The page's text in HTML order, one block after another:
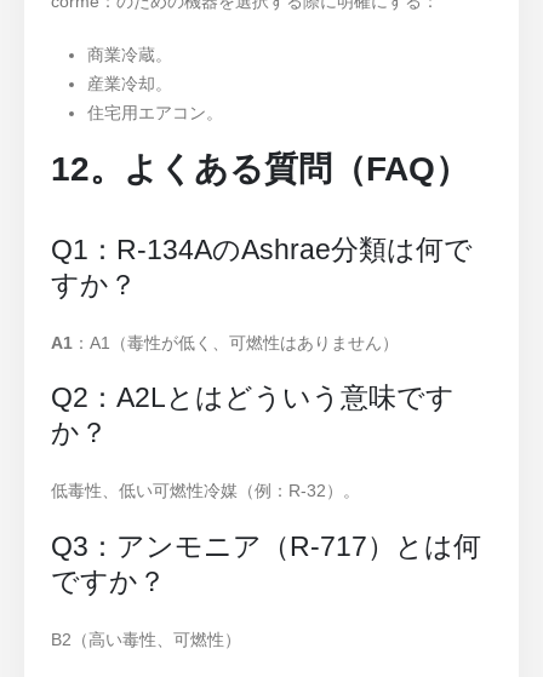
商業冷蔵。
産業冷却。
住宅用エアコン。
12。よくある質問（FAQ）
Q1：R-134AのAshrae分類は何で
すか？
A1 ：A1（毒性が低く、可燃性はありません）
Q2：A2Lとはどういう意味です
か？
低毒性、低い可燃性冷媒（例：R-32）。
Q3：アンモニア（R-717）とは何
ですか？
B2（高い毒性、可燃性）